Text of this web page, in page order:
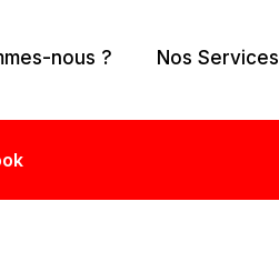
nous ? Nos Services